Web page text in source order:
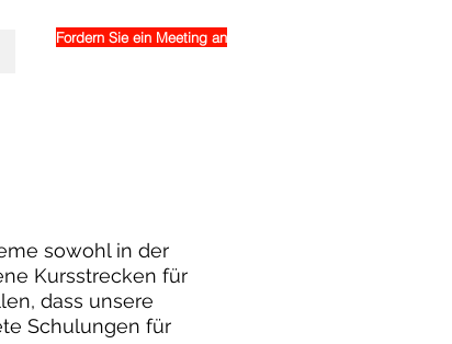
Fordern Sie ein Meeting an
sowohl in der
Kursstrecken für
dass unsere
Schulungen für